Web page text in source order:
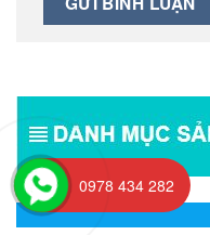
0978 434 282